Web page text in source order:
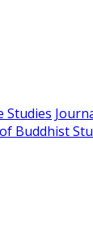
Studies
Buddhist